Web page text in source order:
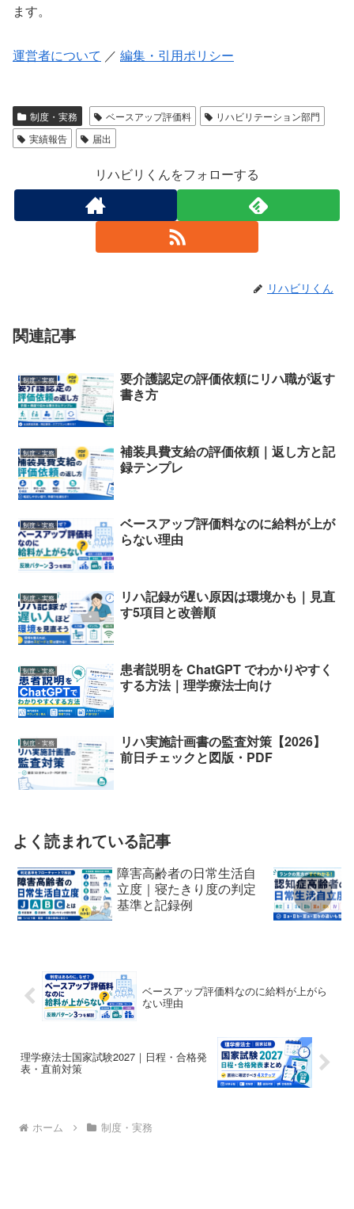
ます。
運営者について ／ 編集・引用ポリシー
制度・実務 ベースアップ評価料
リハビリテーション部門
実績報告
届出
リハビリくんをフォローする
リハビリくん
関連記事
制度・実務
要介護認定の評価依頼にリハ職が返す
書き方
制度・実務
補装具費支給の評価依頼｜返し方と記
録テンプレ
制度・実務
ベースアップ評価料なのに給料が上が
らない理由
制度・実務
リハ記録が遅い原因は環境かも｜見直
す5項目と改善順
制度・実務
患者説明を ChatGPT でわかりやすく
する方法｜理学療法士向け
制度・実務
リハ実施計画書の監査対策【2026】
前日チェックと図版・PDF
よく読まれている記事
障害高齢者の日常生活自
立度｜寝たきり度の判定
基準と記録例
ベースアップ評価料なのに給料が上がら
ない理由
理学療法士国家試験2027｜日程・合格発
表・直前対策
ホーム 制度・実務